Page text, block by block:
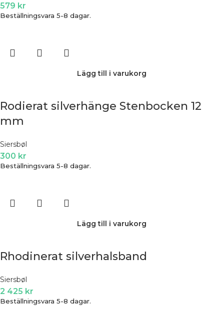
579 kr
Beställningsvara 5-8 dagar.
Lägg till i varukorg
Rodierat silverhänge Stenbocken 12
mm
Siersbøl
300 kr
Beställningsvara 5-8 dagar.
Lägg till i varukorg
Rhodinerat silverhalsband
Siersbøl
2 425 kr
Beställningsvara 5-8 dagar.